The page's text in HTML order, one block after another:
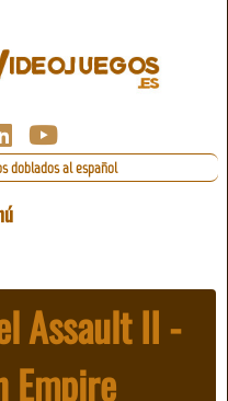
doblados al español
Assault II -
Empire